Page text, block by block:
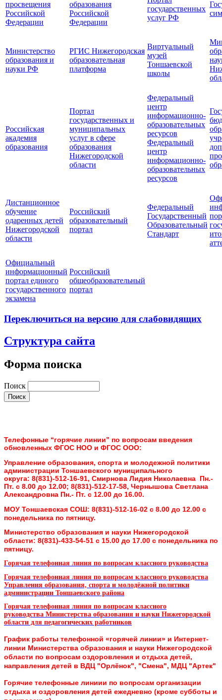
просвещения
Российской
Федерации
образования
Российской
Федерации
государственных
услуг РФ
Министерство
образования и
науки РФ
РГИС Нижегородская
образовательная
платформа
Виртуальный
музей
Тоншаевской
школы
Российская
академия
образования
Портал
государственных и
муниципальных
услуг в сфере
образования
Нижегородской
области
Федеральный
центр
информационно-
образовательных
ресурсов
Федеральный
центр
информационно-
образовательных
ресурсов
Дистанционное
обучение
одаренных детей
Нижегородской
области
Российский
образовательный
портал
Федеральный
Государственный
Образовательный
Стандарт
Официальный
информационный
портал единого
государственного
экзамена
Российский
общеобразовательный
портал
Переключиться на версию для слабовидящих
Структура сайта
Форма поиска
Поиск
Телефонные “горячие линии” по вопросам введения
обновленных ФГОС НОО и ФГОС ООО:
Управление образования, спорта и молодежной политики
администрации Тоншаевского муниципального
округа: 8(831)-512-16-91, Смирнова Лидия Николаевна Пн.-
Пт. с 8.00 до 12.00; 8(831)-512-17-58, Чернышова Светлана
Александровна Пн.- Пт. с 12.00 до 16.00.
МОУ Тоншаевская СОШ: 8(831)-512-16-02 с 8.00 до 12.00 с
понедельника по пятницу.
Министерство образования и науки Нижегородской
области: 8(831)-433-54-51 с 15.00 до 17.00 с понедельника по
пятницу.
Горячая телефонная линия по вопросам классного руководства
Горячая телефонная линия по вопросам классного руководства
Управления образования, спорта и молодёжной политики
администрации Тоншаевского района
Горячая телефонная линия по вопросам классного
руководства Министерства образования и науки Нижегородской
области для педагогических работников
График работы телефонной «горячей линии» и Интернет-
линии Министерства образования и науки Нижегородской
области по вопросам оздоровления и отдыха детей,
направления детей в ВДЦ "Орлёнок", "Смена", МДЦ "Артек"
Горячие телефонные линиии по вопросам организации
отдыха и оздоровления детей ежедневно (кроме субботы и